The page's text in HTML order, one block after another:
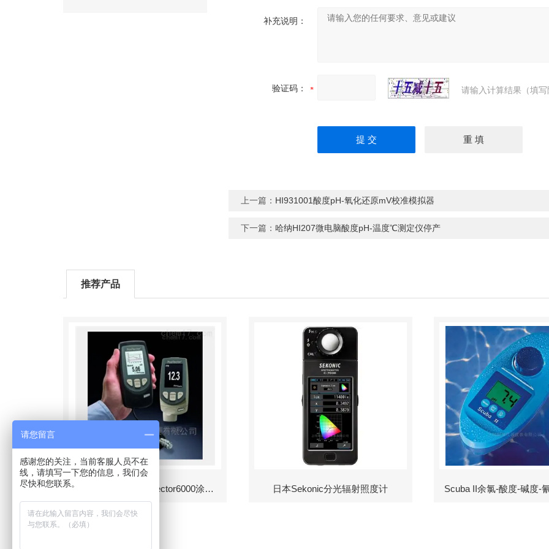
补充说明：
验证码： 请输入计算结果（填
上一篇： HI931001酸度pH-氧化还原mV校准模拟器
下一篇：哈纳HI207微电脑酸度pH-温度℃测定仪停产
推荐产品
美国DeFelsko PosiTector6000涂层测厚仪 日本Sekonic分光辐射照度计
请您留言
感谢您的关注，当前客服人员不在
线，请填写一下您的信息，我们会
尽快和您联系。